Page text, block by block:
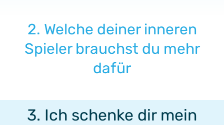
2. Welche deiner inneren
Spieler brauchst du mehr
dafür
3. Ich schenke dir mein